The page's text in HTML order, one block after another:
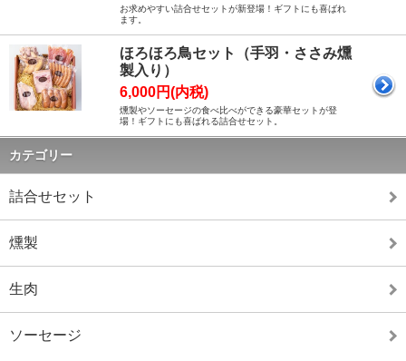
お求めやすい詰合せセットが新登場！ギフトにも喜ばれ
ます。
ほろほろ鳥セット（手羽・ささみ燻
製入り）
6,000円(内税)
燻製やソーセージの食べ比べができる豪華セットが登
場！ギフトにも喜ばれる詰合せセット。
カテゴリー
詰合せセット
燻製
生肉
ソーセージ